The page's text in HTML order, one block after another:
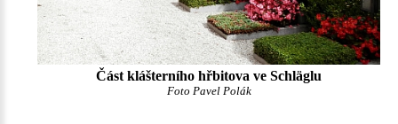
Část klášterního hřbitova ve Schläglu
Foto Pavel Polák